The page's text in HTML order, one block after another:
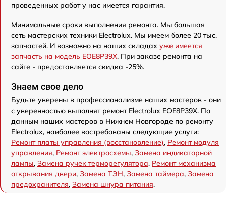
проведенных работ у нас имеется гарантия.
Минимальные сроки выполнения ремонта. Мы большая
сеть мастерских техники Electrolux. Мы имеем более 20 тыс.
запчастей. И возможно на наших складах уже имеется
запчасть на модель EOE8P39X. При заказе ремонта на
сайте - предоставляется скидка -25%.
Знаем свое дело
Будьте уверены в профессионализме наших мастеров - они
с уверенностью выполнят ремонт Electrolux EOE8P39X. По
данным наших мастеров в Нижнем Новгороде по ремонту
Electrolux, наиболее востребованы следующие услуги:
Ремонт платы управления (восстановление), Ремонт модуля
управления, Ремонт электросхемы, Замена индикаторной
лампы, Замена ручек терморегулятора, Ремонт механизма
открывания двери, Замена ТЭН, Замена таймера, Замена
предохранителя, Замена шнура питания.